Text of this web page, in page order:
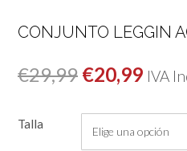
CONJUNTO LEGGIN
€29,99 El
original
€20,99El
actual
IVA
Talla